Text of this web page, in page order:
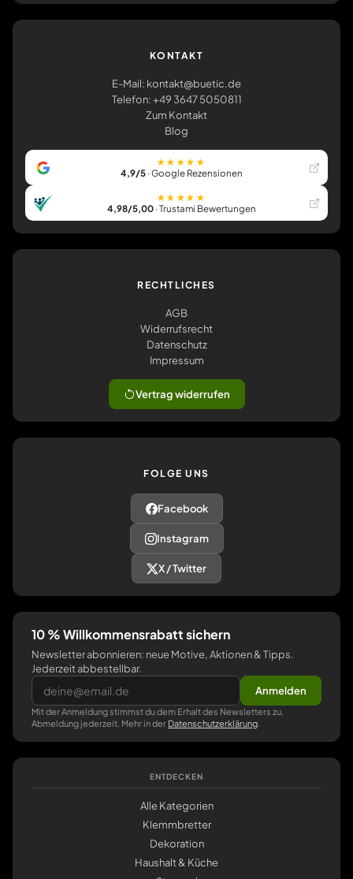
KONTAKT
E-Mail: kontakt@buetic.de
Telefon: +49 3647 5050811
Zum Kontakt
Blog
★★★★★
4,9/5· Google Rezensionen
★★★★★
4,98/5,00· Trustami Bewertungen
RECHTLICHES
AGB
Widerrufsrecht
Datenschutz
Impressum
Vertrag widerrufen
FOLGE UNS
Facebook
Instagram
X / Twitter
10 % Willkommensrabatt sichern
Newsletter abonnieren: neue Motive, Aktionen & Tipps.
Jederzeit abbestellbar.
Anmelden
Mit der Anmeldung stimmst du dem Erhalt des Newsletters zu,
Abmeldung jederzeit. Mehr in der Datenschutzerklärung
ENTDECKEN
Alle Kategorien
Klemmbretter
Dekoration
Haushalt & Küche